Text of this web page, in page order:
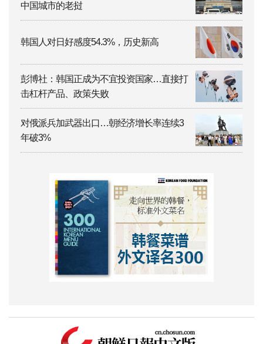
中国城市的老挝
韩国人对日好感度54.3%，历史新高
彭博社：韩国正成为不宜投资国家…直接打
击杠杆产品、政策失败
对俄派兵加武器出口…朝经济增长率连续3
年破3%